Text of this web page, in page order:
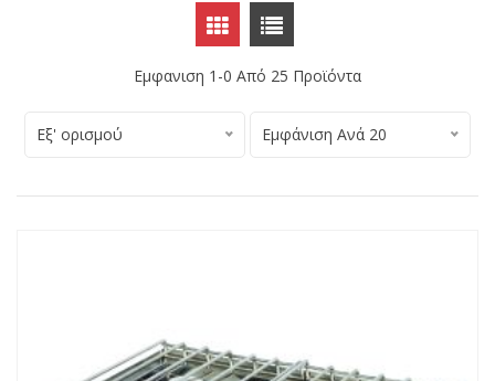
Εμφανιση 1-0 Από 25 Προϊόντα
Εξ' ορισμού Εμφάνιση Ανά 20